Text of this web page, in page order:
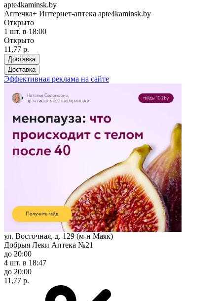
apte4kaminsk.by
Аптечка+ Интернет-аптека apte4kaminsk.by
Открыто
1 шт. в 18:00
Открыто
11,77 р.
Доставка
Доставка
Эффективная реклама на сайте
ул. Восточная, д. 129 (м-н Маяк)
Добрыя Леки Аптека №21
до 20:00
4 шт. в 18:47
до 20:00
11,77 р.